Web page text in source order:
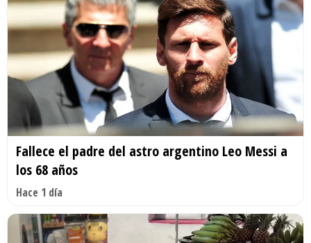
Fallece el padre del astro argentino Leo Messi a
los 68 años
Hace 1 día